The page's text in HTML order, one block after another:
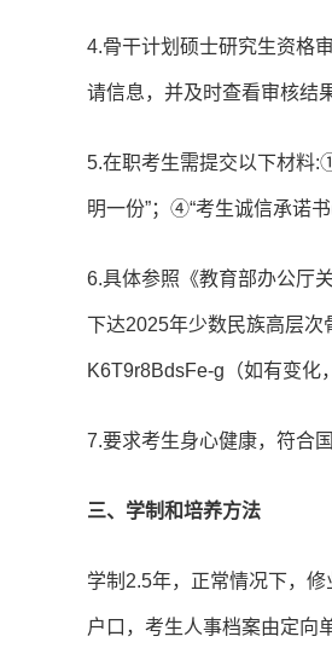
4.骨干计划硕士研究生资格
请信息，并及时查看审核结
5.在职考生需提交以下材料
明一份”；④“考生诚信承诺
6.具体参照《教育部办公厅
下达2025年少数民族高层次
K6T9r8BdsFe-g（如有变化
7.要求考生身心健康，符合
三、学制和培养方法
学制2.5年，正常情况下，
户口，考生人事档案由定向